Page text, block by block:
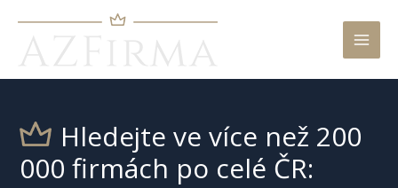
Hledejte ve více než 200
000 firmách po celé ČR: